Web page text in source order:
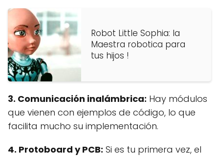
Robot Little Sophia: la
Maestra robotica para
tus hijos !
3. Comunicación inalámbrica: Hay módulos
que vienen con ejemplos de código, lo que
facilita mucho su implementación.
4. Protoboard y PCB: Si es tu primera vez, el